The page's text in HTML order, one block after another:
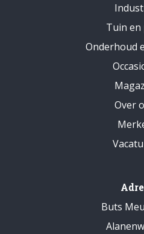
Tuin en
Onderhoud
Over
Buts